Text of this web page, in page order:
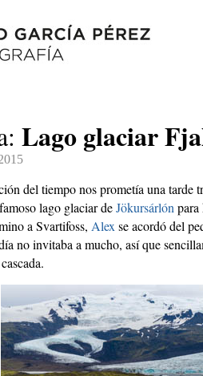
Lago glaciar
del tiempo nos prometía una tarde
lago glaciar deJökursárlónpara
a Svartifoss, Alexse acordó del
no invitaba a mucho, así que